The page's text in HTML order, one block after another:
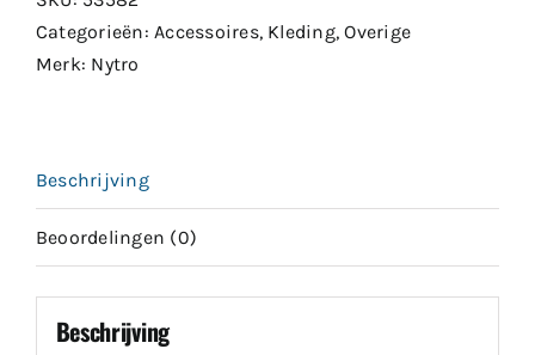
Categorieën:Accessoires, Kleding,Overige
Merk: Nytro
Beschrijving
Beoordelingen (0)
Beschrijving